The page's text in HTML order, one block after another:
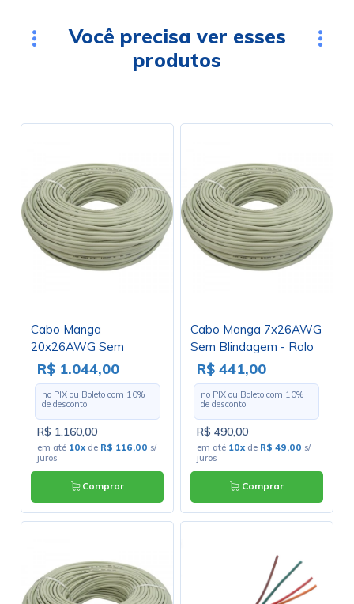
Você precisa ver esses
produtos
Cabo Manga
20x26AWG Sem
Blindagem - Rolo com
100 Metros
R$ 1.044,00
no PIX ou Boleto com 10%
de desconto
R$ 1.160,00
em até 10x de R$ 116,00 s/
juros
Comprar
Cabo Manga 7x26AWG
Sem Blindagem - Rolo
com 100 Metros
R$ 441,00
no PIX ou Boleto com 10%
de desconto
R$ 490,00
em até 10x de R$ 49,00 s/
juros
Comprar